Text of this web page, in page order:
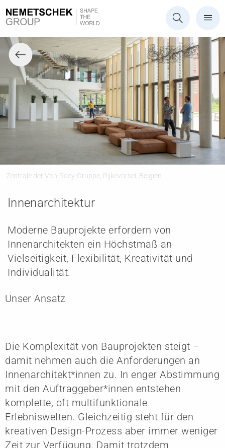
Innenarchitektur
Moderne Bauprojekte erfordern von
Innenarchitekten ein Höchstmaß an
Vielseitigkeit, Flexibilität, Kreativität und
Individualität.
Zentrale der Van-Roey-Gruppe, Rijkevorsel, Belgien
Unser Ansatz
Die Komplexität von Bauprojekten steigt –
damit nehmen auch die Anforderungen an
Innenarchitekt*innen zu. In enger Abstimmung
mit den Auftraggeber*innen entstehen
komplette, oft multifunktionale
Erlebniswelten. Gleichzeitig steht für den
kreativen Design-Prozess aber immer weniger
Zeit zur Verfügung. Damit trotzdem